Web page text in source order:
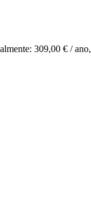
309,00 € / ano,